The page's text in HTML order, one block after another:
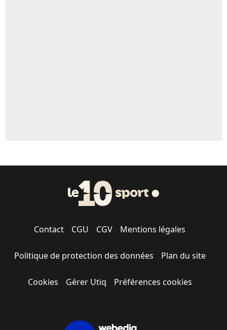
Contact CGU CGV Mentions légales
Politique de protection des données Plan du site
Cookies Gérer Utiq Préférences cookies